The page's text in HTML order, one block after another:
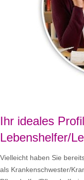
Ihr ideales
Lebenshelfer/
Vielleicht haben Sie
als Krankenschwester/